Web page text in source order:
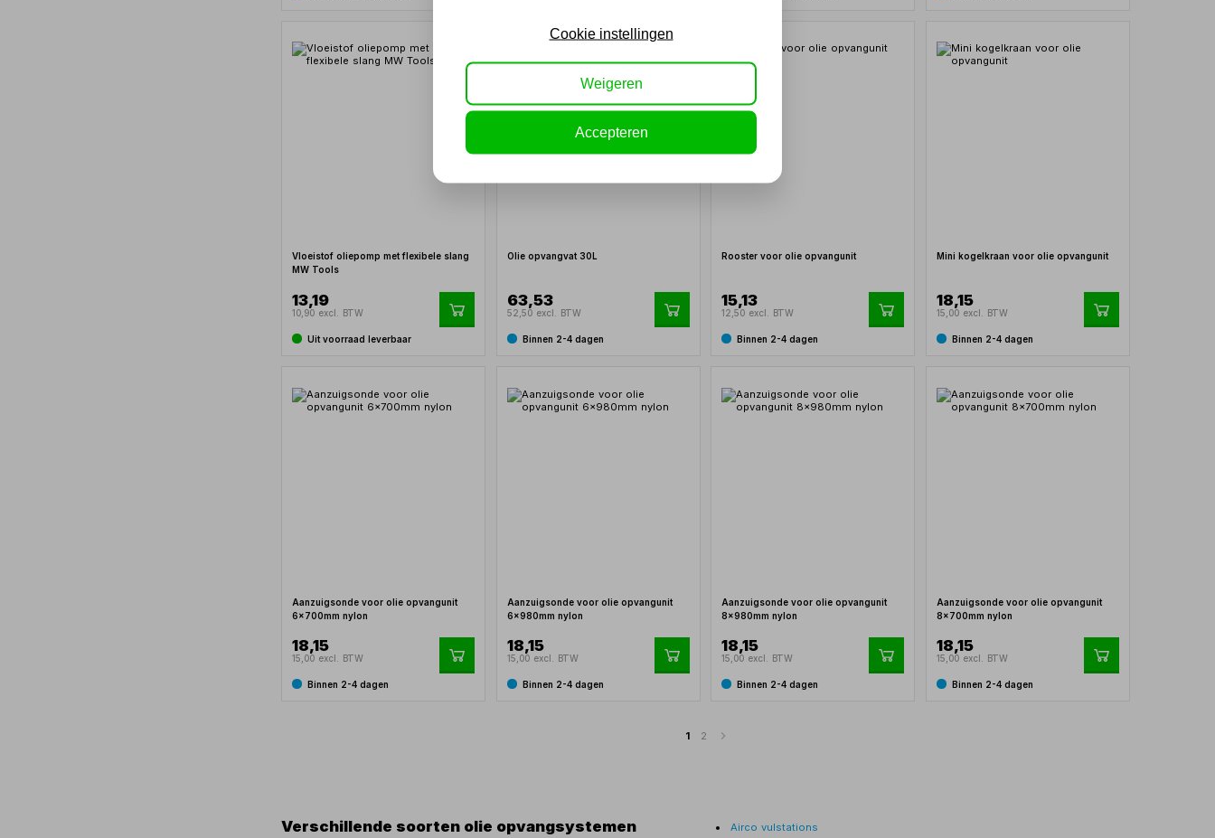
Vloeistof oliepomp met flexibele slang
MW Tools
13,19
10,90 excl. BTW
Uit voorraad leverbaar
Olie opvangvat 30L
63,53
52,50 excl. BTW
Binnen 2-4 dagen
Rooster voor olie opvangunit
15,13
12,50 excl. BTW
Binnen 2-4 dagen
Mini kogelkraan voor olie opvangunit
18,15
15,00 excl. BTW
Binnen 2-4 dagen
Aanzuigsonde voor olie opvangunit
6x700mm nylon
18,15
15,00 excl. BTW
Binnen 2-4 dagen
Aanzuigsonde voor olie opvangunit
6x980mm nylon
18,15
15,00 excl. BTW
Binnen 2-4 dagen
Aanzuigsonde voor olie opvangunit
8x980mm nylon
18,15
15,00 excl. BTW
Binnen 2-4 dagen
Aanzuigsonde voor olie opvangunit
8x700mm nylon
18,15
15,00 excl. BTW
Binnen 2-4 dagen
1 2
Verschillende soorten olie opvangsystemen
Airco vulstations
Cookie instellingen
Weigeren
Accepteren